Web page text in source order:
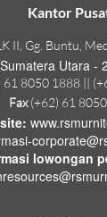
Kantor
II, Gg. Buntu,
Sumatera Utara -
61 8050 1888 ||
Fax(+62) 61
lowongan